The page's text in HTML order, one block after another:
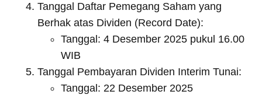
Tanggal Daftar Pemegang Saham yang
Berhak atas Dividen (Record Date):
Tanggal: 4 Desember 2025 pukul 16.00
WIB
Tanggal Pembayaran Dividen Interim Tunai:
Tanggal: 22 Desember 2025